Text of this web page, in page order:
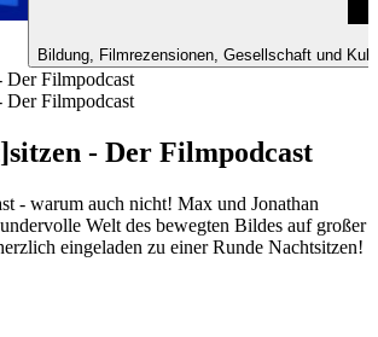
Bildung, Filmrezensionen, Gesellschaft und
Der Filmpodcast
Der Filmpodcast
- Der Filmpodcast
- warum auch nicht! Max und Jonathan
Welt des bewegten Bildes auf großer
eingeladen zu einer Runde Nachtsitzen!